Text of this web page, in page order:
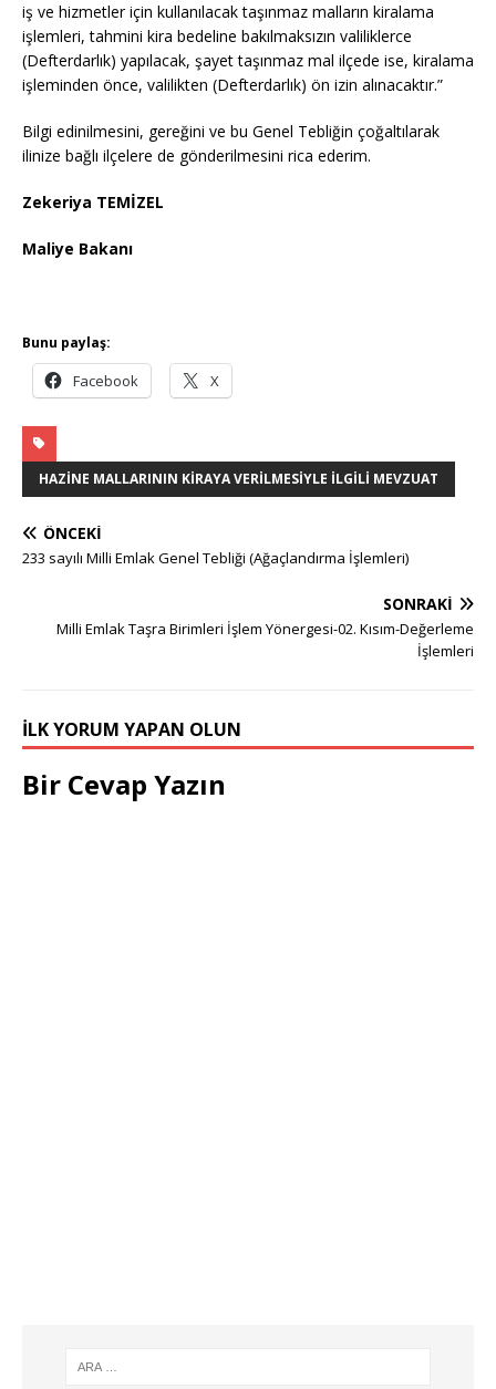
iş ve hizmetler için kullanılacak taşınmaz malların kiralama
işlemleri, tahmini kira bedeline bakılmaksızın valiliklerce
(Defterdarlık) yapılacak, şayet taşınmaz mal ilçede ise, kiralama
işleminden önce, valilikten (Defterdarlık) ön izin alınacaktır.”
Bilgi edinilmesini, gereğini ve bu Genel Tebliğin çoğaltılarak
ilinize bağlı ilçelere de gönderilmesini rica ederim.
Zekeriya TEMİZEL
Maliye Bakanı
Bunu paylaş:
Facebook X
HAZINE MALLARININ KIRAYA VERILMESIYLE İLGILI MEVZUAT
ÖNCEKI
233 sayılı Milli Emlak Genel Tebliği (Ağaçlandırma İşlemleri)
SONRAKI
Milli Emlak Taşra Birimleri İşlem Yönergesi-02. Kısım-Değerleme
İşlemleri
İLK YORUM YAPAN OLUN
Bir Cevap Yazın